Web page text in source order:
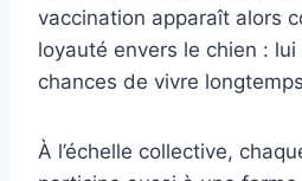
vaccination apparaît alors
loyauté envers le chien :
chances de vivre
À l’échelle collective,